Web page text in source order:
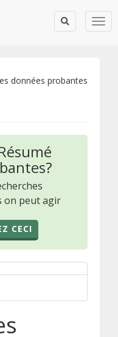
données probantes
on peut agir
CECI